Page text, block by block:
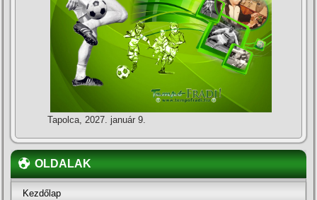
Tapolca, 2027. január 9.
OLDALAK
Kezdőlap